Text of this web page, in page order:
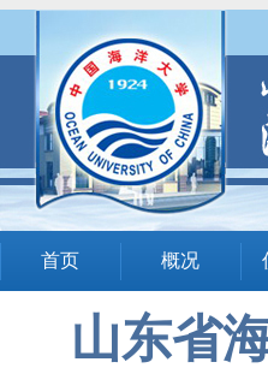
首页 概况
山东省